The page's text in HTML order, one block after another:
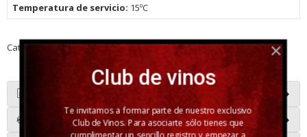
Temperatura de servicio: 15ºC
Categoría:Vino Tinto|Tags:garnacha-tintorera|Comentarios
Costes de Envío
Club de vinos
Te invitamos a formar parte de nuestro exclusivo
Club de Vinos. Para asociarte sólo tienes que
cumplimentar un sencillo registro y empezar a